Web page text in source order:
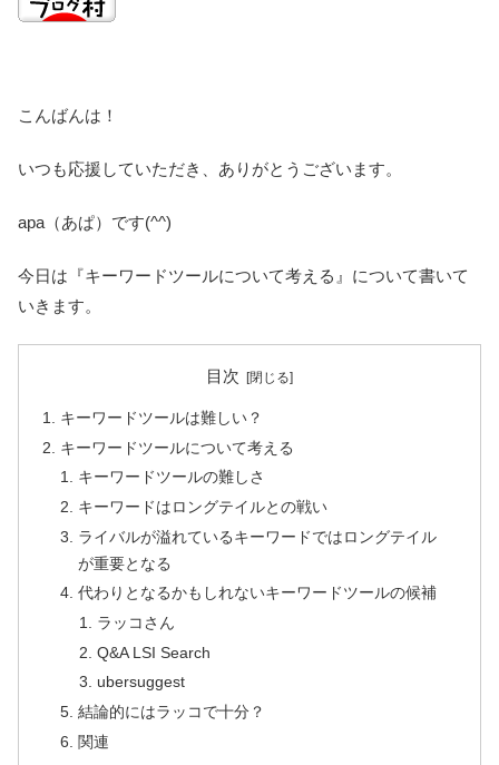
こんばんは！
いつも応援していただき、ありがとうございます。
apa（あぱ）です(^^)
今日は『キーワードツールについて考える』について書いて
いきます。
目次
キーワードツールは難しい？
キーワードツールについて考える
キーワードツールの難しさ
キーワードはロングテイルとの戦い
ライバルが溢れているキーワードではロングテイル
が重要となる
代わりとなるかもしれないキーワードツールの候補
ラッコさん
Q&A LSI Search
ubersuggest
結論的にはラッコで十分？
関連